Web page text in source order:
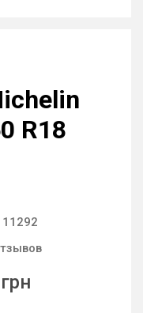
R18
грн